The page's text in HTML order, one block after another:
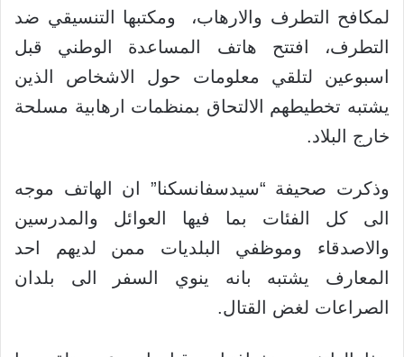
لمكافح التطرف والارهاب، ومكتبها التنسيقي ضد
التطرف، افتتح هاتف المساعدة الوطني قبل
اسبوعين لتلقي معلومات حول الاشخاص الذين
يشتبه تخطيطهم الالتحاق بمنظمات ارهابية مسلحة
خارج البلاد.
وذكرت صحيفة “سيدسفانسكنا” ان الهاتف موجه
الى كل الفئات بما فيها العوائل والمدرسين
والاصدقاء وموظفي البلديات ممن لديهم احد
المعارف يشتبه بانه ينوي السفر الى بلدان
الصراعات لغض القتال.